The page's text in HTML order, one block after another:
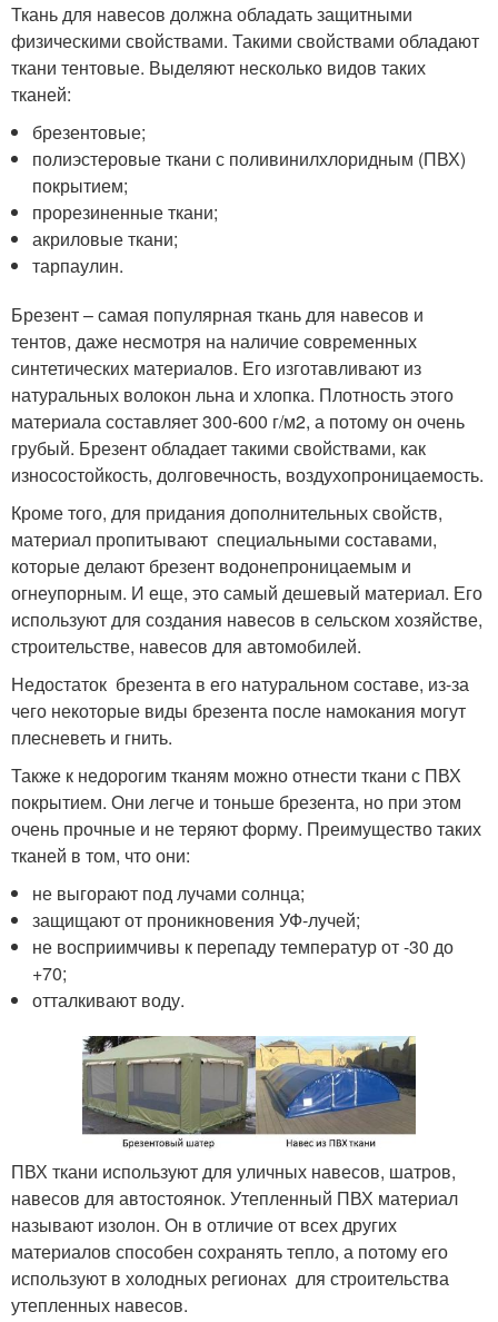
Ткань для навесов должна обладать защитными
физическими свойствами. Такими свойствами обладают
ткани тентовые. Выделяют несколько видов таких
тканей:
брезентовые;
полиэстеровые ткани с поливинилхлоридным (ПВХ)
покрытием;
прорезиненные ткани;
акриловые ткани;
тарпаулин.
Брезент – самая популярная ткань для навесов и
тентов, даже несмотря на наличие современных
синтетических материалов. Его изготавливают из
натуральных волокон льна и хлопка. Плотность этого
материала составляет 300-600 г/м2, а потому он очень
грубый. Брезент обладает такими свойствами, как
износостойкость, долговечность, воздухопроницаемость.
Кроме того, для придания дополнительных свойств,
материал пропитывают специальными составами,
которые делают брезент водонепроницаемым и
огнеупорным. И еще, это самый дешевый материал. Его
используют для создания навесов в сельском хозяйстве,
строительстве, навесов для автомобилей.
Недостаток брезента в его натуральном составе, из-за
чего некоторые виды брезента после намокания могут
плесневеть и гнить.
Также к недорогим тканям можно отнести ткани с ПВХ
покрытием. Они легче и тоньше брезента, но при этом
очень прочные и не теряют форму. Преимущество таких
тканей в том, что они:
не выгорают под лучами солнца;
защищают от проникновения УФ-лучей;
не восприимчивы к перепаду температур от -30 до
+70;
отталкивают воду.
ПВХ ткани используют для уличных навесов, шатров,
навесов для автостоянок. Утепленный ПВХ материал
называют изолон. Он в отличие от всех других
материалов способен сохранять тепло, а потому его
используют в холодных регионах для строительства
утепленных навесов.